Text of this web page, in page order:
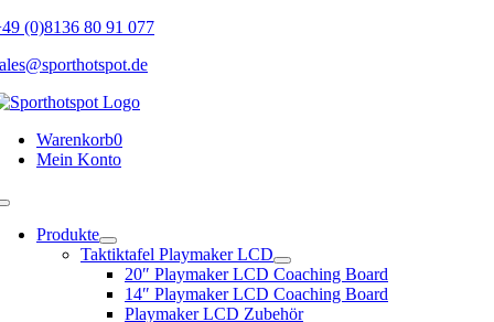
Skip
content
(0)8136 80 91 077
Warenkorb0
Mein Konto
Toggle
NavigationProdukte
Taktiktafel Playmaker LCD
20″ Playmaker LCD Coaching Board
14″ Playmaker LCD Coaching Board
Playmaker LCD Zubehör